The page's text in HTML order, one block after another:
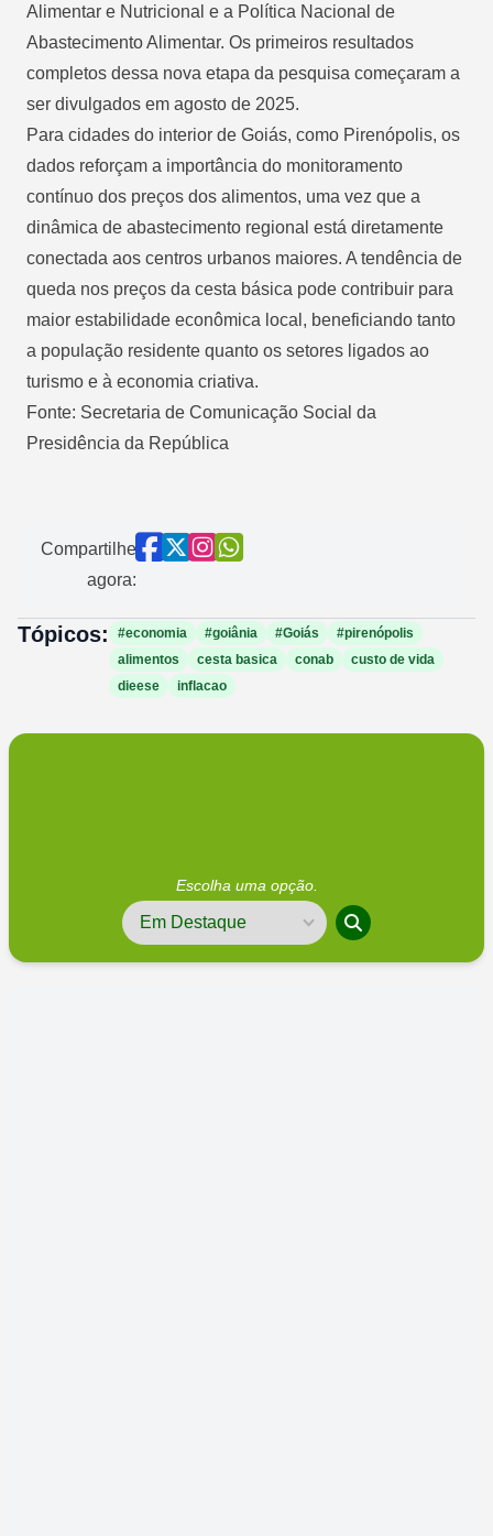
Alimentar e Nutricional e a Política Nacional de
Abastecimento Alimentar. Os primeiros resultados
completos dessa nova etapa da pesquisa começaram a
ser divulgados em agosto de 2025.
Para cidades do interior de Goiás, como Pirenópolis, os
dados reforçam a importância do monitoramento
contínuo dos preços dos alimentos, uma vez que a
dinâmica de abastecimento regional está diretamente
conectada aos centros urbanos maiores. A tendência de
queda nos preços da cesta básica pode contribuir para
maior estabilidade econômica local, beneficiando tanto
a população residente quanto os setores ligados ao
turismo e à economia criativa.
Fonte: Secretaria de Comunicação Social da
Presidência da República
Compartilhe
agora:
Tópicos: #economia #goiânia #Goiás
#pirenópolis
alimentos
cesta basica conab
custo de vida
dieese
inflacao
Escolha uma opção.